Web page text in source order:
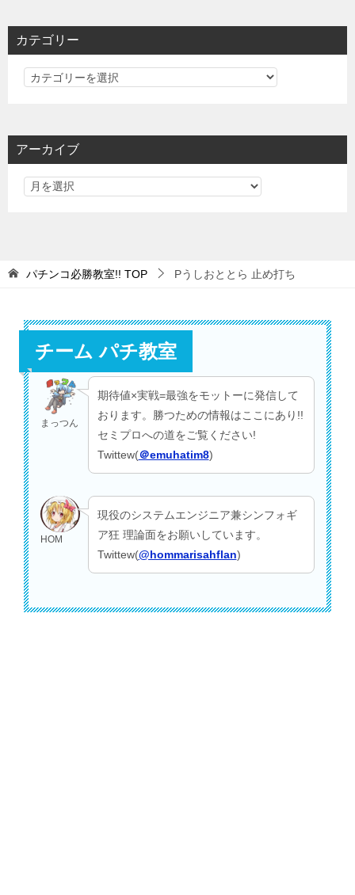
カテゴリー
カ
リ
アーカイブ
パチンコ必勝教室!! TOP Pうしおととら 止め打ち
チーム パチ教室
まっつん
期待値×実戦=最強をモットーに発信して
おります。勝つための情報はここにあり!!
セミプロへの道をご覧ください!
Twittew(＠emuhatim8)
HOM
現役のシステムエンジニア兼シンフォギ
ア狂 理論面をお願いしています。
Twittew(@hommarisahflan)